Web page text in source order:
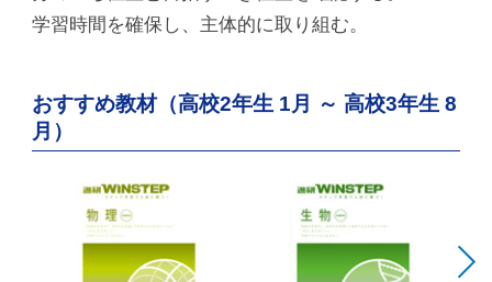
学習時間を確保し、主体的に取り組む。
おすすめ教材（高校2年生 1月 ～ 高校3年生 8
月）